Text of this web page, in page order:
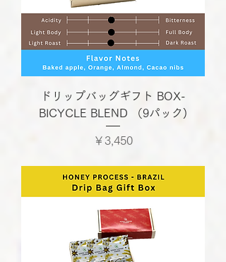
ドリップバッグギフト BOX-
BICYCLE BLEND （9パック)
価格
￥3,450